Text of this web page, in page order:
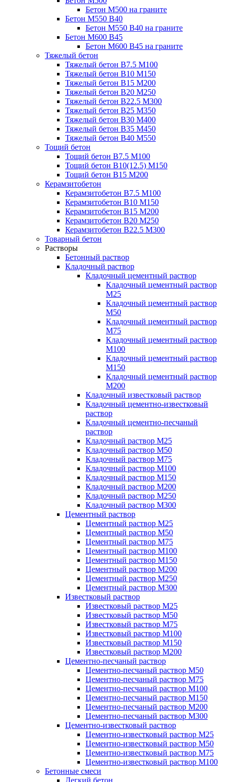
Бетон М500 на граните
Бетон М550 В40
Бетон М550 В40 на граните
Бетон М600 В45
Бетон М600 В45 на граните
Тяжелый бетон
Тяжелый бетон В7.5 М100
Тяжелый бетон В10 М150
Тяжелый бетон В15 М200
Тяжелый бетон В20 М250
Тяжелый бетон В22.5 М300
Тяжелый бетон В25 М350
Тяжелый бетон В30 М400
Тяжелый бетон В35 М450
Тяжелый бетон В40 М550
Тощий бетон
Тощий бетон В7.5 М100
Тощий бетон В10(12.5) М150
Тощий бетон В15 М200
Керамзитобетон
Керамзитобетон В7.5 М100
Керамзитобетон В10 М150
Керамзитобетон В15 М200
Керамзитобетон В20 М250
Керамзитобетон В22.5 М300
Товарный бетон
Растворы
Бетонный раствор
Кладочный раствор
Кладочный цементный раствор
Кладочный цементный раствор
М25
Кладочный цементный раствор
М50
Кладочный цементный раствор
М75
Кладочный цементный раствор
М100
Кладочный цементный раствор
М150
Кладочный цементный раствор
М200
Кладочный известковый раствор
Кладочный цементно-известковый
раствор
Кладочный цементно-песчаный
раствор
Кладочный раствор М25
Кладочный раствор М50
Кладочный раствор М75
Кладочный раствор М100
Кладочный раствор М150
Кладочный раствор М200
Кладочный раствор М250
Кладочный раствор М300
Цементный раствор
Цементный раствор М25
Цементный раствор М50
Цементный раствор М75
Цементный раствор М100
Цементный раствор М150
Цементный раствор М200
Цементный раствор М250
Цементный раствор М300
Известковый раствор
Известковый раствор М25
Известковый раствор М50
Известковый раствор М75
Известковый раствор М100
Известковый раствор М150
Известковый раствор М200
Цементно-песчаный раствор
Цементно-песчаный раствор М50
Цементно-песчаный раствор М75
Цементно-песчаный раствор М100
Цементно-песчаный раствор М150
Цементно-песчаный раствор М200
Цементно-песчаный раствор М300
Цементно-известковый раствор
Цементно-известковый раствор М25
Цементно-известковый раствор М50
Цементно-известковый раствор М75
Цементно-известковый раствор М100
Бетонные смеси
Легкий бетон